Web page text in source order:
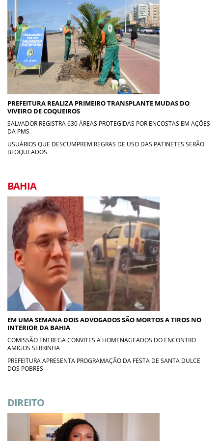
PREFEITURA REALIZA PRIMEIRO TRANSPLANTE MUDAS DO
VIVEIRO DE COQUEIROS
SALVADOR REGISTRA 630 ÁREAS PROTEGIDAS POR ENCOSTAS EM AÇÕES
DA PMS
USUÁRIOS QUE DESCUMPREM REGRAS DE USO DAS PATINETES SERÃO
BLOQUEADOS
BAHIA
EM UMA SEMANA DOIS ADVOGADOS SÃO MORTOS A TIROS NO
INTERIOR DA BAHIA
COMISSÃO ENTREGA CONVITES A HOMENAGEADOS DO ENCONTRO
AMIGOS SERRINHA
PREFEITURA APRESENTA PROGRAMAÇÃO DA FESTA DE SANTA DULCE
DOS POBRES
DIREITO